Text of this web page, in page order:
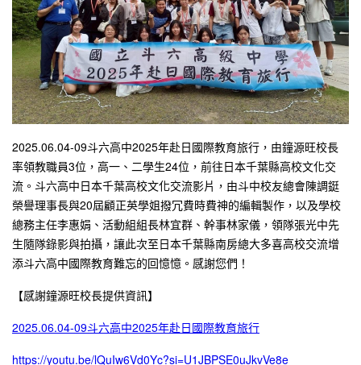
2025.06.04-09斗六高中2025年赴日國際教育旅行，由鐘源旺校長
率領教職員3位，高一、二學生24位，前往日本千葉縣高校文化交
流。斗六高中日本千葉高校文化交流影片，由斗中校友總會陳調鋌
榮譽理事長與20屆顧正英學姐撥冗費時費神的編輯製作，以及學校
總務主任李惠娟、活動組組長林宜群、幹事林家儀，領隊張光中先
生隨隊錄影與拍攝，讓此次至日本千葉縣南房總大多喜高校交流增
添斗六高中國際教育難忘的回憶憶。感謝您們！
【感謝鐘源旺校長提供資訊】
2025.06.04-09斗六高中2025年赴日國際教育旅行
https://youtu.be/lQuIw6Vd0Yc?si=U1JBPSE0uJkvVe8e